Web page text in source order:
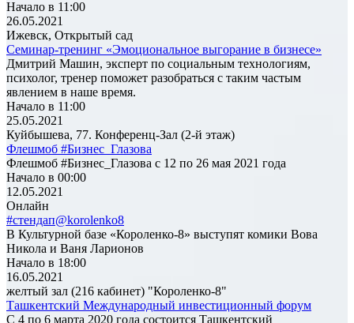
Начало в 11:00
26.05.2021
Ижевск, Открытый сад
Семинар-тренинг «Эмоциональное выгорание в бизнесе»
Дмитрий Машин, эксперт по социальным технологиям,
психолог, тренер поможет разобраться с таким частым
явлением в наше время.
Начало в 11:00
25.05.2021
Куйбышева, 77. Конференц-Зал (2-й этаж)
Флешмоб #Бизнес_Глазова
Флешмоб #Бизнес_Глазова с 12 по 26 мая 2021 года
Начало в 00:00
12.05.2021
Онлайн
#стендап@korolenko8
В Культурной базе «Короленко-8» выступят комики Вова
Никола и Ваня Ларионов
Начало в 18:00
16.05.2021
желтый зал (216 кабинет) "Короленко-8"
Ташкентский Международный инвестиционный форум
С 4 по 6 марта 2020 года состоится Ташкентский